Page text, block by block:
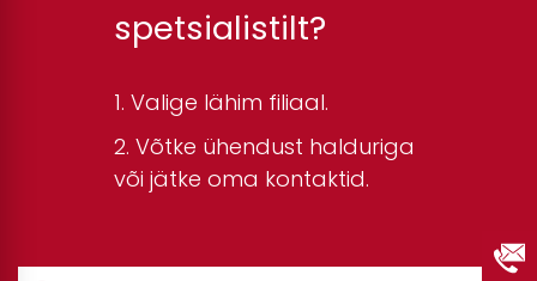
spetsialistilt?
Valige lähim filiaal.
Võtke ühendust halduriga
või jätke oma kontaktid.